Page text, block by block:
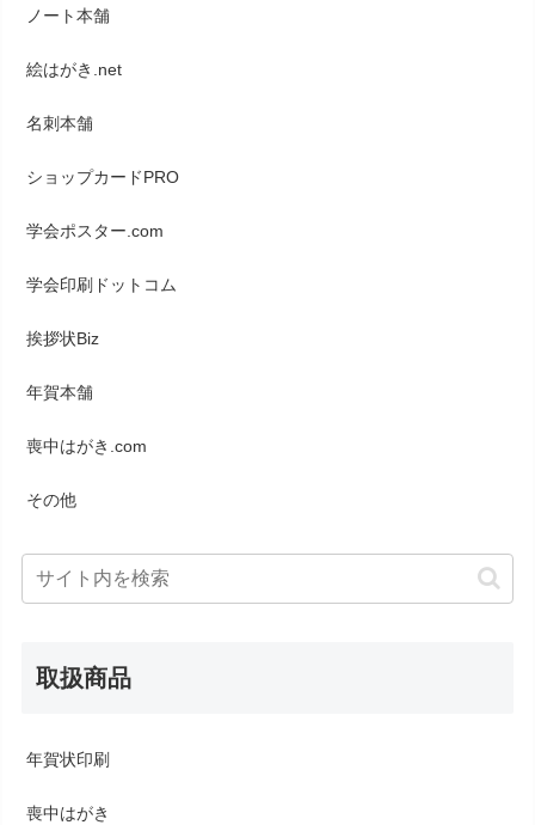
ノート本舗
絵はがき.net
名刺本舗
ショップカードPRO
学会ポスター.com
学会印刷ドットコム
挨拶状Biz
年賀本舗
喪中はがき.com
その他
取扱商品
年賀状印刷
喪中はがき